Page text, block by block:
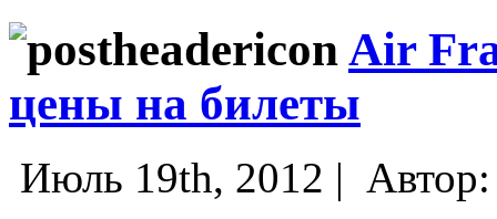
Air
цены на билеты
Июль 19th, 2012 |